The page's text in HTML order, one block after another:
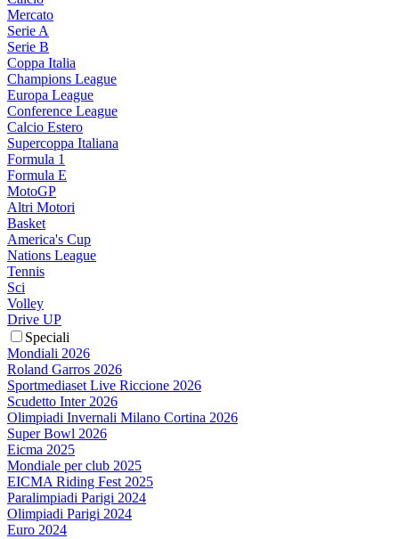
Mercato
Serie A
Serie B
Coppa Italia
Champions League
Europa League
Conference League
Calcio Estero
Supercoppa Italiana
Formula 1
Formula E
MotoGP
Altri Motori
Basket
America's Cup
Nations League
Tennis
Sci
Volley
Drive UP
Speciali
Mondiali 2026
Roland Garros 2026
Sportmediaset Live Riccione 2026
Scudetto Inter 2026
Olimpiadi Invernali Milano Cortina 2026
Super Bowl 2026
Eicma 2025
Mondiale per club 2025
EICMA Riding Fest 2025
Paralimpiadi Parigi 2024
Olimpiadi Parigi 2024
Euro 2024